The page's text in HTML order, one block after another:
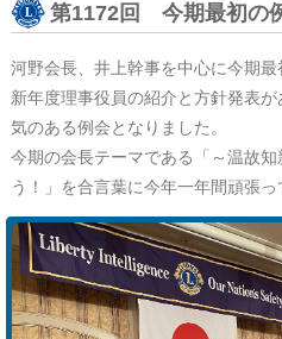
第1172回 今期最初の
河野会長、井上幹事を中心に今期最
新年度理事役員の紹介と方針発表
気のある例会となりました。
今期の会長テーマである「～温故
う！」を合言葉に今年一年間頑張っ